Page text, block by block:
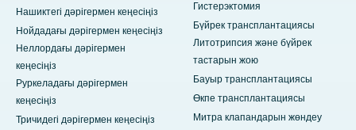
Нашиктегі дәрігермен кеңесіңіз
Нойдадағы дәрігермен кеңесіңіз
Неллордағы дәрігермен
кеңесіңіз
Руркеладағы дәрігермен
кеңесіңіз
Тричидегі дәрігермен кеңесіңіз
Гистерэктомия
Бүйрек трансплантациясы
Литотрипсия және бүйрек
тастарын жою
Бауыр трансплантациясы
Өкпе трансплантациясы
Митра клапандарын жөндеу